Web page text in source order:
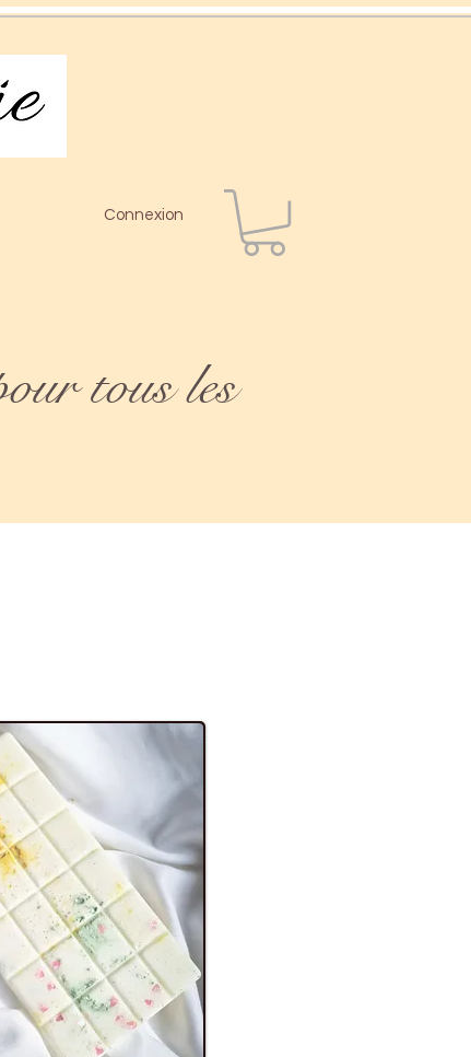
Connexion
tous les